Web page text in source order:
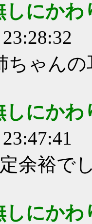
しにか
ちゃん
しにか
余裕で
しにか